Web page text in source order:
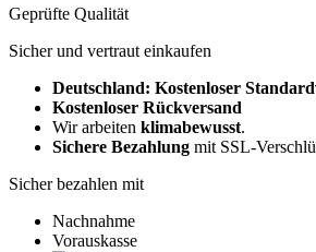
Geprüfte Qualität
Sicher und vertraut einkaufen
Deutschland: Kostenloser
Kostenloser Rückversand
Wir arbeiten klimabewusst.
Sichere Bezahlung mit SSL-
Sicher bezahlen mit
Nachnahme
Vorauskasse